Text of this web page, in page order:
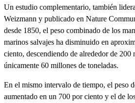
Un estudio complementario, también
Weizmann y publicado en Nature
desde 1850, el peso combinado de los
marinos salvajes ha disminuido en
ciento, descendiendo de alrededor de 200
únicamente 60 millones de toneladas.
En el mismo intervalo de tiempo, el peso
aumentado en un 700 por ciento y el de